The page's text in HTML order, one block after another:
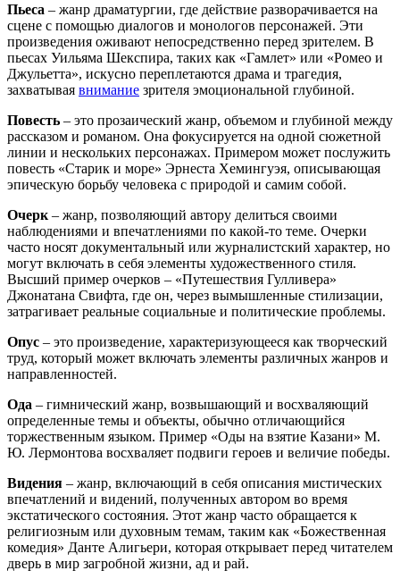
Пьеса – жанр драматургии, где действие разворачивается на
сцене с помощью диалогов и монологов персонажей. Эти
произведения оживают непосредственно перед зрителем. В
пьесах Уильяма Шекспира, таких как «Гамлет» или «Ромео и
Джульетта», искусно переплетаются драма и трагедия,
захватывая внимание зрителя эмоциональной глубиной.
Повесть – это прозаический жанр, объемом и глубиной между
рассказом и романом. Она фокусируется на одной сюжетной
линии и нескольких персонажах. Примером может послужить
повесть «Старик и море» Эрнеста Хемингуэя, описывающая
эпическую борьбу человека с природой и самим собой.
Очерк – жанр, позволяющий автору делиться своими
наблюдениями и впечатлениями по какой-то теме. Очерки
часто носят документальный или журналистский характер, но
могут включать в себя элементы художественного стиля.
Высший пример очерков – «Путешествия Гулливера»
Джонатана Свифта, где он, через вымышленные стилизации,
затрагивает реальные социальные и политические проблемы.
Опус – это произведение, характеризующееся как творческий
труд, который может включать элементы различных жанров и
направленностей.
Ода – гимнический жанр, возвышающий и восхваляющий
определенные темы и объекты, обычно отличающийся
торжественным языком. Пример «Оды на взятие Казани» М.
Ю. Лермонтова восхваляет подвиги героев и величие победы.
Видения – жанр, включающий в себя описания мистических
впечатлений и видений, полученных автором во время
экстатического состояния. Этот жанр часто обращается к
религиозным или духовным темам, таким как «Божественная
комедия» Данте Алигьери, которая открывает перед читателем
дверь в мир загробной жизни, ад и рай.